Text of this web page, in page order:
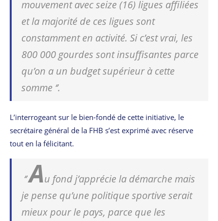
mouvement avec seize (16) ligues affiliées
et la majorité de ces ligues sont
constamment en activité. Si c’est vrai, les
800 000 gourdes sont insuffisantes parce
qu’on a un budget supérieur à cette
somme ‘’.
L’interrogeant sur le bien-fondé de cette initiative, le
secrétaire général de la FHB s’est exprimé avec réserve
tout en la félicitant.
‘’Au fond j’apprécie la démarche mais
je pense qu’une politique sportive serait
mieux pour le pays, parce que les